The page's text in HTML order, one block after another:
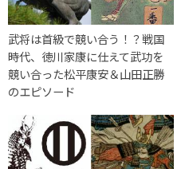
武将は首級で競い合う！？戦国
時代、徳川家康に仕えて武功を
競い合った松平康安＆山田正勝
のエピソード